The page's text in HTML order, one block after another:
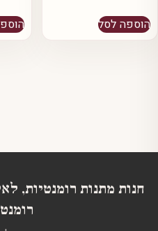
הוספה לסל
חנות מתנות רומנטיות,